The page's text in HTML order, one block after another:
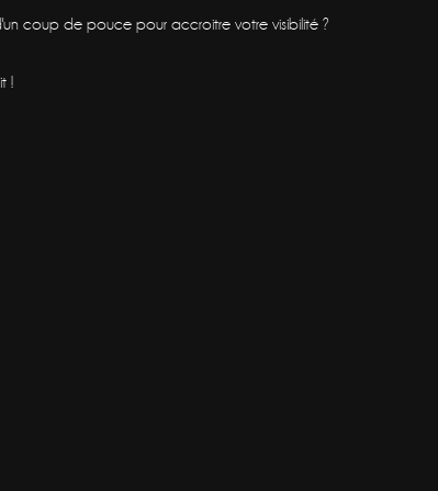
coup de pouce pour accroitre votre visibilité ?
!